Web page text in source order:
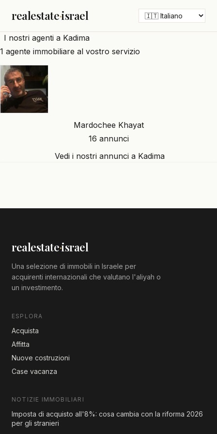
realestate·israel
I nostri agenti a Kadima
1 agente immobiliare al vostro servizio
Mardochee Khayat
16 annunci
Vedi i nostri annunci a Kadima
realestate·israel
Una selezione di immobili in Israele per
acquirenti internazionali che valutano l'aliyah o
un investimento.
ESPLORA
Acquista
Affitta
Nuove costruzioni
Case vacanza
NOTIZIE IMMOBILIARI
Imposta di acquisto all'8%: cosa cambia con la riforma 2026
per gli stranieri